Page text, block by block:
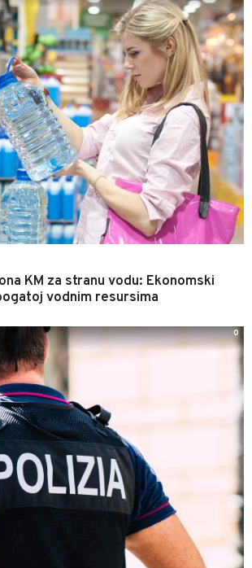
KM za stranu vodu: Ekonomski
vodnim resursima
0